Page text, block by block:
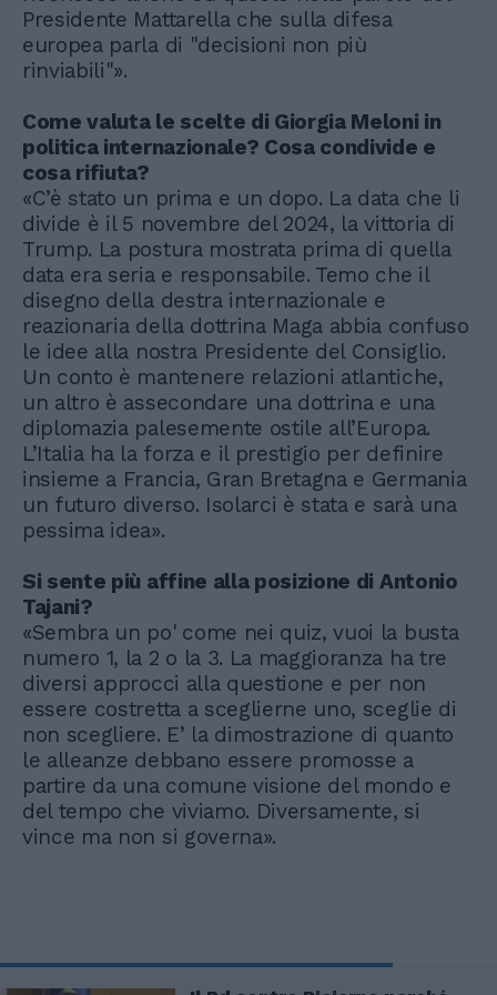
Presidente Mattarella che sulla difesa
europea parla di "decisioni non più
rinviabili"».
Come valuta le scelte di Giorgia Meloni in
politica internazionale? Cosa condivide e
cosa rifiuta?
«C’è stato un prima e un dopo. La data che li
divide è il 5 novembre del 2024, la vittoria di
Trump. La postura mostrata prima di quella
data era seria e responsabile. Temo che il
disegno della destra internazionale e
reazionaria della dottrina Maga abbia confuso
le idee alla nostra Presidente del Consiglio.
Un conto è mantenere relazioni atlantiche,
un altro è assecondare una dottrina e una
diplomazia palesemente ostile all’Europa.
L’Italia ha la forza e il prestigio per definire
insieme a Francia, Gran Bretagna e Germania
un futuro diverso. Isolarci è stata e sarà una
pessima idea».
Si sente più affine alla posizione di Antonio
Tajani?
«Sembra un po' come nei quiz, vuoi la busta
numero 1, la 2 o la 3. La maggioranza ha tre
diversi approcci alla questione e per non
essere costretta a sceglierne uno, sceglie di
non scegliere. E’ la dimostrazione di quanto
le alleanze debbano essere promosse a
partire da una comune visione del mondo e
del tempo che viviamo. Diversamente, si
vince ma non si governa».